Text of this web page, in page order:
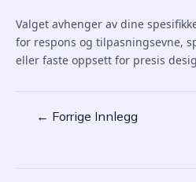
Valget avhenger av dine
for respons og tilpasningsevne,
eller faste oppsett for presis
← Forrige Innlegg